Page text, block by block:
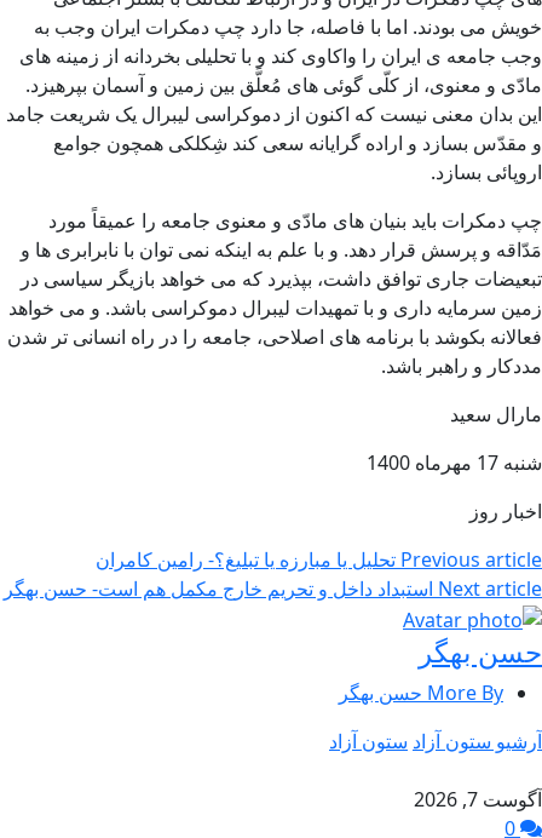
خویش می بودند. اما با فاصله، جا دارد چپ دمکرات ایران وجب به
وجب جامعه ی ایران را واکاوی کند و با تحلیلی بخردانه از زمینه های
مادّی و معنوی، از کلّی گوئی های مُعلَّق بین زمین و آسمان بپرهیزد.
این بدان معنی نیست که اکنون از دموکراسی لیبرال یک شریعت جامد
و مقدّس بسازد و اراده گرایانه سعی کند شِکلکی همچون جوامع
اروپائی بسازد.
چپ دمکرات باید بنیان های مادّی و معنوی جامعه را عمیقاً مورد
مَدّاقه و پرسش قرار دهد. و با علم به اینکه نمی توان با نابرابری ها و
تبعیضات جاری توافق داشت، بپذیرد که می خواهد بازیگر سیاسی در
زمین سرمایه داری و با تمهیدات لیبرال دموکراسی باشد. و می خواهد
فعالانه بکوشد با برنامه های اصلاحی، جامعه را در راه انسانی تر شدن
مددکار و راهبر باشد.
مارال سعید
شنبه 17 مهرماه 1400
اخبار روز
Previous article تحلیل یا مبارزه یا تبلیغ؟- رامین کامران
Next article استبداد داخل و تحریم خارج مکمل هم است- حسن بهگر
حسن بهگر
More By حسن بهگر
آرشیو ستون آزاد ستون آزاد
آگوست 7, 2026